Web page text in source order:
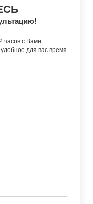
часов с Вами
для вас время